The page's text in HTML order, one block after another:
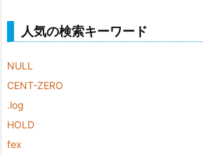
人気の検索キーワード
NULL
CENT-ZERO
.log
HOLD
fex